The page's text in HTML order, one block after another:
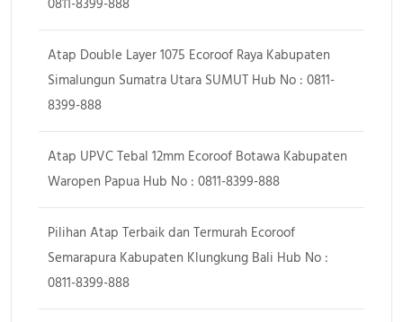
0811-8399-888
Atap Double Layer 1075 Ecoroof Raya Kabupaten
Simalungun Sumatra Utara SUMUT Hub No : 0811-
8399-888
Atap UPVC Tebal 12mm Ecoroof Botawa Kabupaten
Waropen Papua Hub No : 0811-8399-888
Pilihan Atap Terbaik dan Termurah Ecoroof
Semarapura Kabupaten Klungkung Bali Hub No :
0811-8399-888